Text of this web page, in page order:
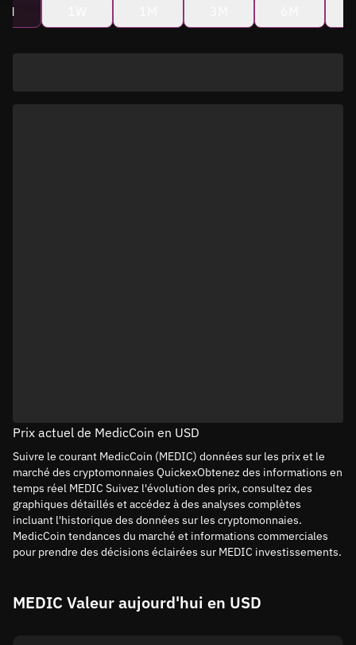
Prix actuel de MedicCoin en USD
Suivre le courant MedicCoin (MEDIC) données sur les prix et le
marché des cryptomonnaies QuickexObtenez des informations en
temps réel MEDIC Suivez l'évolution des prix, consultez des
graphiques détaillés et accédez à des analyses complètes
incluant l'historique des données sur les cryptomonnaies.
MedicCoin tendances du marché et informations commerciales
pour prendre des décisions éclairées sur MEDIC investissements.
MEDIC Valeur aujourd'hui en USD